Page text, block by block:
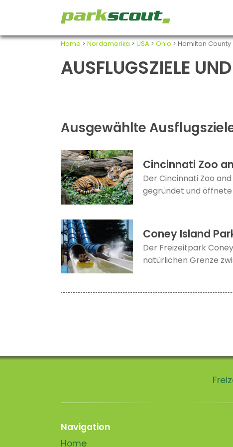
Home > Nordamerika > USA > Ohio > Hamilton County
AUSFLUGSZIELE
Ausgewählte
Cincinnati Zoo
Der Cincinnati Zoo
gegründet und
Coney Island
Der Freizeitpark
natürlichen Grenze
Navigation
Home